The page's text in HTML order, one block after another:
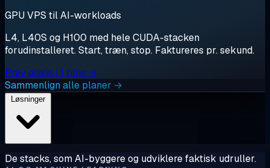
GPU VPS til AI-workloads
L4, L40S og H100 med hele CUDA-stacken
forudinstalleret. Start, træn, stop. Faktureres pr. sekund.
Prøv gratis i 1 time →
Sammenlign alle planer →
Løsninger
De stacks, som AI-byggere og udviklere faktisk udruller.